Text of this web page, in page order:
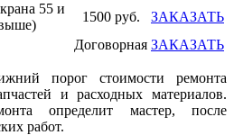
55 и
1500 руб.
ЗАКАЗАТЬ
Договорная ЗАКАЗАТЬ
порог стоимости ремонта
и расходных материалов.
определит мастер, после
работ.